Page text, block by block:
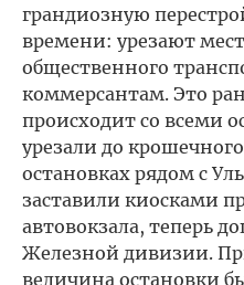
грандиозную
времени: урезают
общественного
коммерсантам. Это
происходит со всеми
урезали до
остановках рядом с
заставили киосками
автовокзала, теперь
Железной дивизии.
величина остановки